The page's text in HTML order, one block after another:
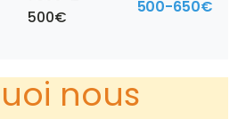
500€
500-650€
nous